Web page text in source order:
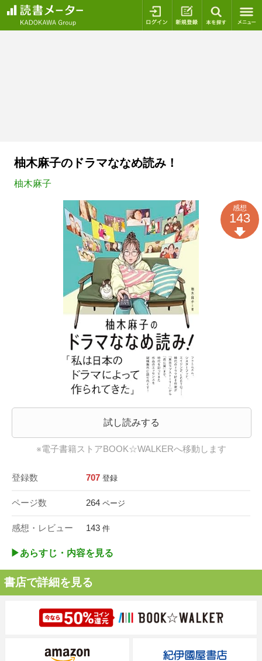
ログイン 新規登録
柚木麻子のドラマななめ読み！
柚木麻子
試し読みする
※電子書籍ストアBOOK☆WALKERへ移動します
登録数 707 登録
ページ数 264 ページ
感想・レビュー 143 件
感想
143
▶︎あらすじ・内容を見る
書店で詳細を見る